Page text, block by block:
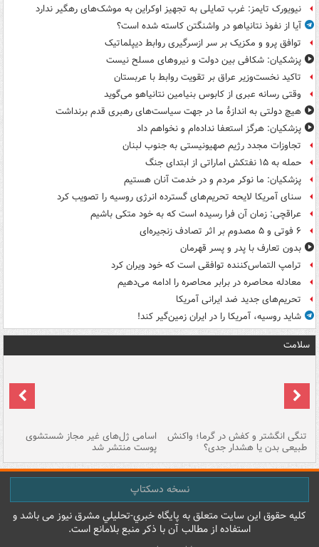
نیویورک تایمز: غرب تمایلی به تجهیز اوکراین به موشک‌های رهگیر ندارد
آیا از نفوذ نتانیاهو در واشنگتن کاسته شده است؟
توافق پرو و مکزیک بر سر ازسرگیری روابط دیپلماتیک
پزشکیان: شکافی بین دولت و نیروهای مسلح نیست
تاکید نخست‌وزیر عراق بر تقویت روابط با عربستان
وقتی رسانه عبری از کابوس بنیامین نتانیاهو می‌گوید
هیچ دولتی به اندازۀ ما در جهت سیاست‌های رهبری قدم برنداشت
پزشکیان: هرگز استعفا نداده‌ام و نخواهم داد
تجاوزات مجدد رژیم صهیونیستی به جنوب لبنان
حمله به ۱۵ نفتکش‌ اماراتی از ابتدای جنگ
پزشکیان: ما نوکر مردم و در خدمت آنان هستیم
سنای آمریکا لایحه تحریم‌های گسترده انرژی روسیه را تصویب کرد
عراقچی: زمان آن فرا رسیده است که به خود متکی باشیم
۶ فوتی و ۵ مصدوم بر اثر تصادف زنجیره‌ای
بدون تعارف با پدر و پسر قهرمان
ترامپ التماس‌کننده توافقی است که خود ویران کرد
معادله محاصره در برابر محاصره را ادامه می‌دهیم
تحریم‌های جدید ضد ایرانی آمریکا
شاید روسیه، آمریکا را در ایران زمین‌گیر کند!
سلامت
تنگی انگشتر و کفش در گرما؛ واکنش
طبیعی بدن یا هشدار جدی؟
اسامی ژل‌های غیر مجاز شستشوی
پوست منتشر شد
نسخه دسکتاپ
کليه حقوق اين سايت متعلق به پایگاه خبري-تحليلي مشرق نيوز می باشد و
استفاده از مطالب آن با ذکر منبع بلامانع است.